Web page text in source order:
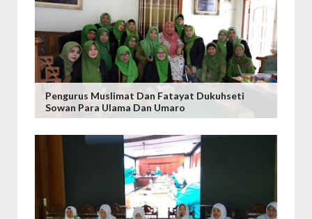
Pengurus Muslimat Dan Fatayat Dukuhseti
Sowan Para Ulama Dan Umaro